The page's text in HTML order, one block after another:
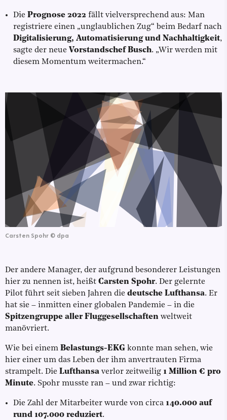
Die Prognose 2022 fällt vielversprechend aus: Man
registriere einen „unglaublichen Zug“ beim Bedarf nach
Digitalisierung, Automatisierung und Nachhaltigkeit,
sagte der neue Vorstandschef Busch. „Wir werden mit
diesem Momentum weitermachen.“
Carsten Spohr © dpa
Der andere Manager, der aufgrund besonderer Leistungen
hier zu nennen ist, heißt Carsten Spohr. Der gelernte
Pilot führt seit sieben Jahren die deutsche Lufthansa. Er
hat sie – inmitten einer globalen Pandemie – in die
Spitzengruppe aller Fluggesellschaften weltweit
manövriert.
Wie bei einem Belastungs-EKG konnte man sehen, wie
hier einer um das Leben der ihm anvertrauten Firma
strampelt. Die Lufthansa verlor zeitweilig 1 Million € pro
Minute. Spohr musste ran – und zwar richtig:
Die Zahl der Mitarbeiter wurde von circa 140.000 auf
rund 107.000 reduziert.